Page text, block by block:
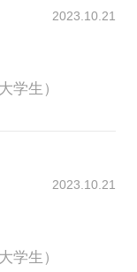
2023.10.21
学生）
2023.10.21
学生）